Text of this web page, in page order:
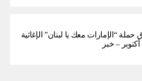
حملة “الإمارات معك يا لبنان” الإغاثية